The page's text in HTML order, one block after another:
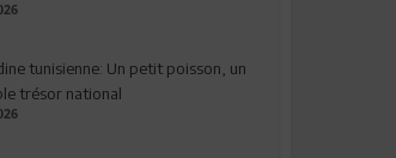
tunisienne: Un petit poisson, un
trésor national